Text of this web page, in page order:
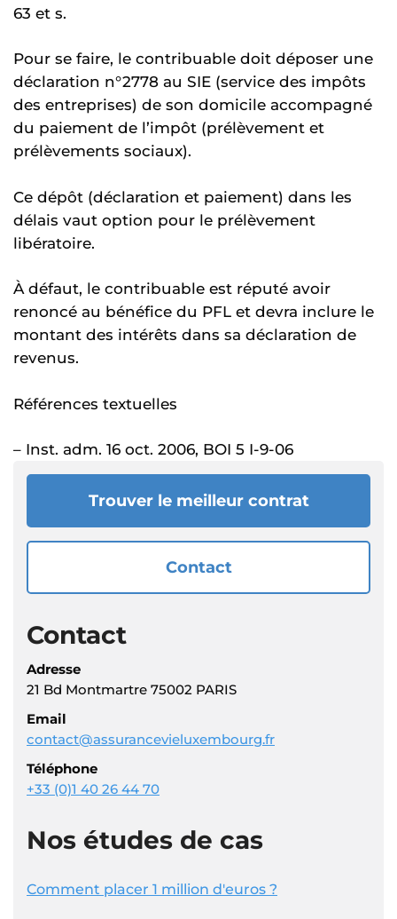
63 et s.
Pour se faire, le contribuable doit déposer une
déclaration n°2778 au SIE (service des impôts
des entreprises) de son domicile accompagné
du paiement de l’impôt (prélèvement et
prélèvements sociaux).
Ce dépôt (déclaration et paiement) dans les
délais vaut option pour le prélèvement
libératoire.
À défaut, le contribuable est réputé avoir
renoncé au bénéfice du PFL et devra inclure le
montant des intérêts dans sa déclaration de
revenus.
Références textuelles
– Inst. adm. 16 oct. 2006, BOI 5 I-9-06
Trouver le meilleur contrat
Contact
Contact
Adresse
21 Bd Montmartre 75002 PARIS
Email
contact@assurancevieluxembourg.fr
Téléphone
+33 (0)1 40 26 44 70
Nos études de cas
Comment placer 1 million d'euros ?